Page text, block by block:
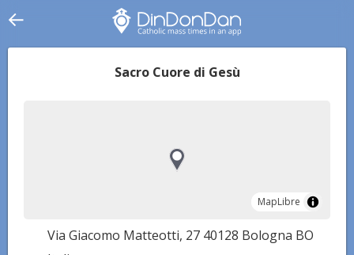
Sacro Cuore di Gesù
MapLibre
MapLibre
Via Giacomo Matteotti, 27 40128 Bologna BO